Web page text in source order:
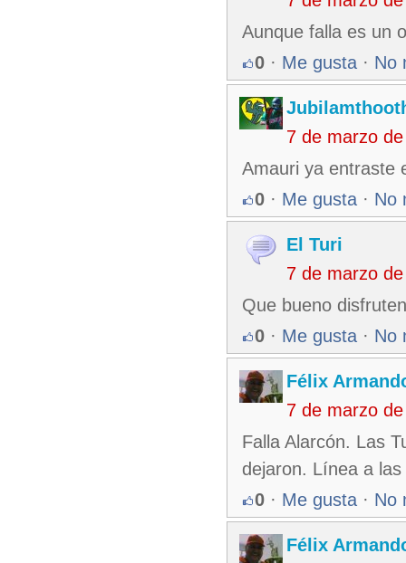
Aunque falla es un
0 · Me gusta · No
7 de marzo
Amauri ya entraste
0 · Me gusta · No
El Turi
7 de marzo
Que bueno
0 · Me gusta · No
Félix
7 de marzo
Falla Alarcón. Las
dejaron. Línea a
0 · Me gusta · No
Félix